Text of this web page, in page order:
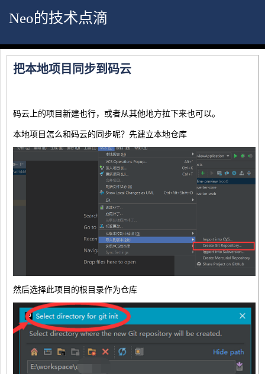
Neo的技术点滴
把本地项目同步到码云
码云上的项目新建也行，或者从其他地方拉下来也可以。
本地项目怎么和码云的同步呢？先建立本地仓库
然后选择此项目的根目录作为仓库